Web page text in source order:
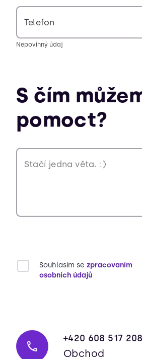
Telefon
Nepovinný údaj
S čím
pomoct?
Souhlasím se zpracovaním
osobních údajů
+420 608 517 208
Obchod